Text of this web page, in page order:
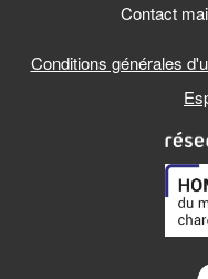
Contact
Conditions générales